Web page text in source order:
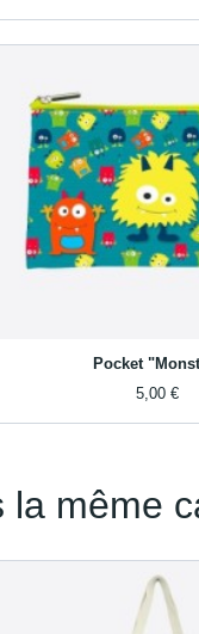
Pocket
5,00 €
la même